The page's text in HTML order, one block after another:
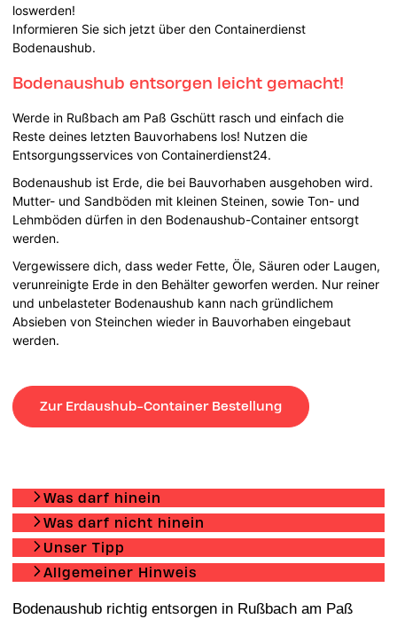
loswerden!
Informieren Sie sich jetzt über den Containerdienst
Bodenaushub.
Bodenaushub entsorgen leicht gemacht!
Werde in Rußbach am Paß Gschütt rasch und einfach die
Reste deines letzten Bauvorhabens los! Nutzen die
Entsorgungsservices von Containerdienst24.
Bodenaushub ist Erde, die bei Bauvorhaben ausgehoben wird.
Mutter- und Sandböden mit kleinen Steinen, sowie Ton- und
Lehmböden dürfen in den Bodenaushub-Container entsorgt
werden.
Vergewissere dich, dass weder Fette, Öle, Säuren oder Laugen,
verunreinigte Erde in den Behälter geworfen werden. Nur reiner
und unbelasteter Bodenaushub kann nach gründlichem
Absieben von Steinchen wieder in Bauvorhaben eingebaut
werden.
Zur Erdaushub-Container Bestellung
Was darf hinein
Was darf nicht hinein
Unser Tipp
Allgemeiner Hinweis
Bodenaushub richtig entsorgen in Rußbach am Paß